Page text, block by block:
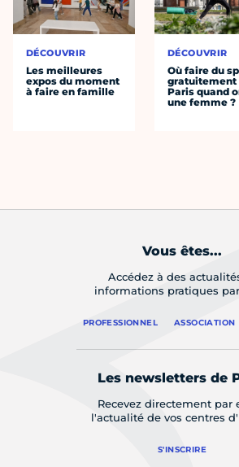
DÉCOUVRIR
Les meilleures
expos du moment
à faire en famille
DÉCOUVRIR
Où faire du
gratuitement
Paris quand
une femme ?
Vous êtes...
Accédez à des
informations pratiques
PROFESSIONNEL ASSOCIATION
Les newsletters de
Recevez directement par
l'actualité de vos centres
S'INSCRIRE